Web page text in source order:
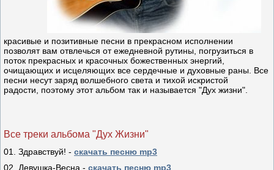
красивые и позитивные песни в прекрасном исполнении
позволят вам отвлечься от ежедневной рутины, погрузиться в
поток прекрасных и красочных божественных энергий,
очищающих и исцеляющих все сердечные и духовные раны. Все
песни несут заряд волшебного света и тихой искристой
радости, поэтому этот альбом так и называется "Дух жизни".
Все треки альбома "Дух Жизни"
01. Здравствуй! - скачать песню mp3
02. Девушка-Весна - скачать песню mp3